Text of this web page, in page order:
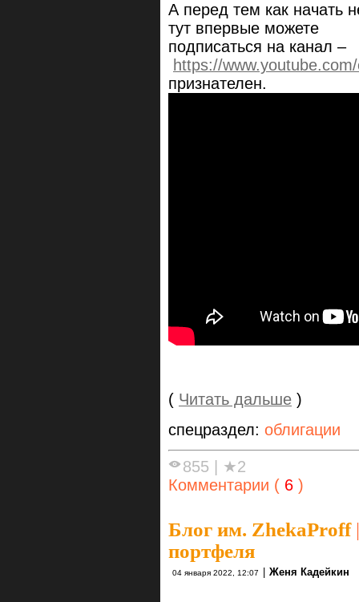
А перед тем как начать
тут впервые можете
подписаться на канал –
https://
признателен.
( Читать дальше )
спецраздел: облигации
855
★2
Комментарии ( 6 )
Блог им. ZhekaProff|
портфеля
04 января 2022, 12:07 Женя Кадейкин